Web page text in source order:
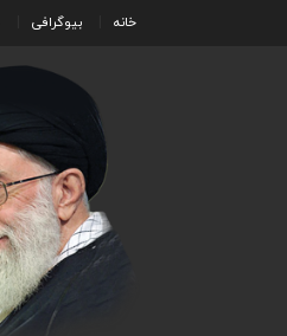
خانه بیوگرافی